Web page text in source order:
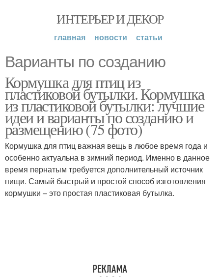
ИНТЕРЬЕР И ДЕКОР
главная новости статьи
Варианты по созданию
Кормушка для птиц из
пластиковой бутылки. Кормушка
из пластиковой бутылки: лучшие
идеи и варианты по созданию и
размещению (75 фото)
Кормушка для птиц важная вещь в любое время года и
особенно актуальна в зимний период. Именно в данное
время пернатым требуется дополнительный источник
пищи. Самый быстрый и простой способ изготовления
кормушки – это простая пластиковая бутылка.